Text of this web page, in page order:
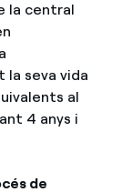
la central
seva vida
al
4 anys i
de